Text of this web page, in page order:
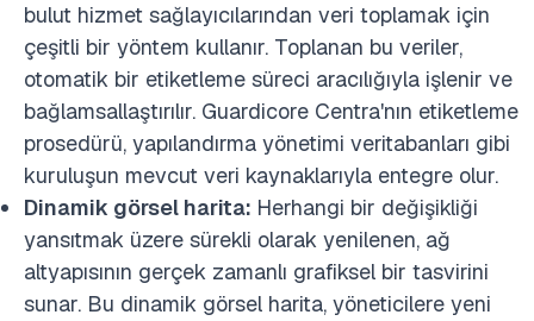
bulut hizmet sağlayıcılarından veri toplamak için
çeşitli bir yöntem kullanır. Toplanan bu veriler,
otomatik bir etiketleme süreci aracılığıyla işlenir ve
bağlamsallaştırılır. Guardicore Centra'nın etiketleme
prosedürü, yapılandırma yönetimi veritabanları gibi
kuruluşun mevcut veri kaynaklarıyla entegre olur.
Dinamik görsel harita: Herhangi bir değişikliği
yansıtmak üzere sürekli olarak yenilenen, ağ
altyapısının gerçek zamanlı grafiksel bir tasvirini
sunar. Bu dinamik görsel harita, yöneticilere yeni